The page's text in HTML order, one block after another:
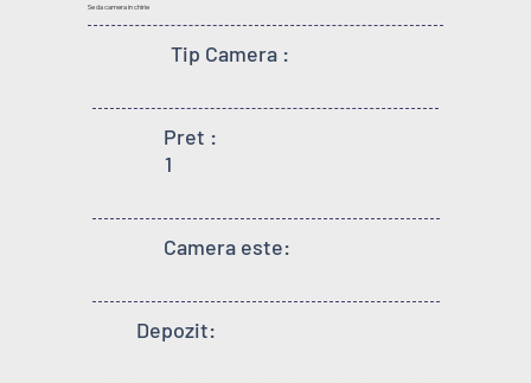
Se da camera in chirie
Tip Camera :
Pret :
1
Depozit:
Camera este: